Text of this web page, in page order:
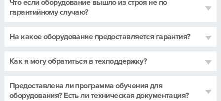
Что если оборудование вышло из строя не по
гарантийному случаю?
На какое оборудование предоставляется гарантия?
Как я могу обратиться в техподдержку?
Предоставлена ли программа обучения для
оборудования? Есть ли техническая документация?